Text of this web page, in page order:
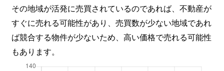
その地域が活発に売買されているのであれば、不動産が
すぐに売れる可能性があり、売買数が少ない地域であれ
ば競合する物件が少ないため、高い価格で売れる可能性
もあります。